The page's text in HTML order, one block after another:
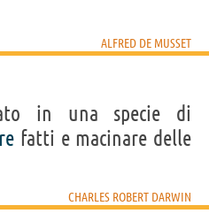
ALFRED DE MUSSET
in una specie di
fatti e macinare delle
CHARLES ROBERT DARWIN